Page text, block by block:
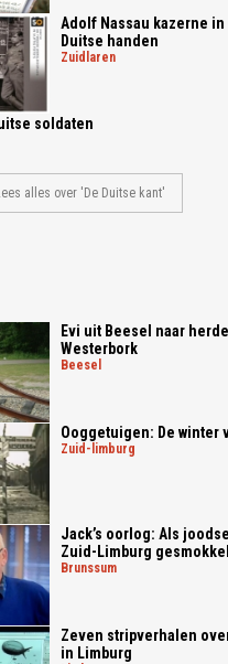
Adolf Nassau kazerne
Duitse handen
zuidlaren
soldaten
alles over 'De Duitse kant'
Evi uit Beesel naar
Westerbork
beesel
Ooggetuigen: De winter
zuid-limburg
Jack’s oorlog: Als
Zuid-Limburg
brunssum
Zeven stripverhalen
in Limburg